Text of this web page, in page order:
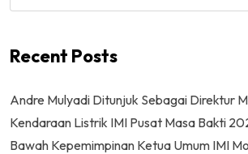
Recent Posts
Andre Mulyadi Ditunjuk Sebagai Direktur
Kendaraan Listrik IMI Pusat Masa Bakti
Bawah Kepemimpinan Ketua Umum IMI